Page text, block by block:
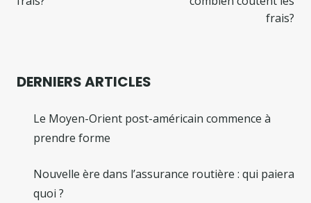
frais?
DERNIERS ARTICLES
Le Moyen-Orient post-américain commence à
prendre forme
Nouvelle ère dans l’assurance routière : qui paiera
quoi ?